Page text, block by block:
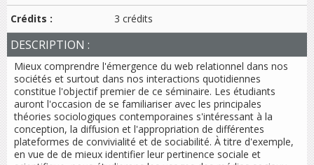
Crédits : 3 crédits
DESCRIPTION :
Mieux comprendre l'émergence du web relationnel dans nos
sociétés et surtout dans nos interactions quotidiennes
constitue l'objectif premier de ce séminaire. Les étudiants
auront l'occasion de se familiariser avec les principales
théories sociologiques contemporaines s'intéressant à la
conception, la diffusion et l'appropriation de différentes
plateformes de convivialité et de sociabilité. À titre d'exemple,
en vue de de mieux identifier leur pertinence sociale et